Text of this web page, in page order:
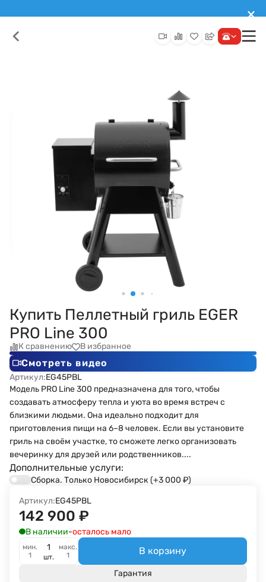
Купить Пеллетный гриль EGER
PRO Line 300
К сравнению В избранное
Смотреть видео
Артикул:EG45PBL
Модель PRO Line 300 предназначена для того, чтобы
создавать атмосферу тепла и уюта во время встреч с
близкими людьми. Она идеально подходит для
приготовления пищи на 6–8 человек. Если вы установите
гриль на своём участке, то сможете легко организовать
вечеринку для друзей или родственников....
Дополнительные услуги:
Сборка. Только Новосибирск (+3 000 ₽)
Артикул:EG45PBL
142 900 ₽
В наличии-осталось мало
мин.
1
шт.
макс.
1
В корзину
Гарантия